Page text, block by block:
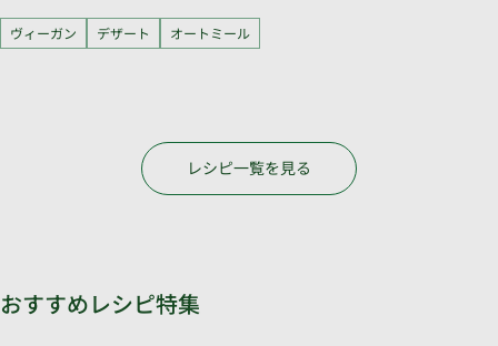
ヴィーガン デザート オートミール
レシピ一覧を見る
おすすめレシピ特集